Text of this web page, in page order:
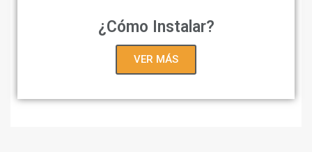
¿Cómo Instalar?
VER MÁS